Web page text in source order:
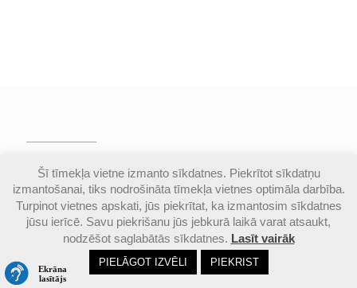
© Valmieras Gaujas krasta vidusskola | Visas
autortiesības aizsargātas |Piekļūstamības
paziņojums
Šī tīmekļa vietne izmanto sīkdatnes. Piekrītot sīkdatņu
izmantošanai, tiks nodrošināta tīmekļa vietnes optimāla darbība.
Turpinot vietnes apskati, jūs piekrītat, ka izmantosim sīkdatnes
jūsu ierīcē. Savu piekrišanu jūs jebkurā laikā varat atsaukt,
nodzēšot saglabātās sīkdatnes. Lasīt vairāk
PIELĀGOT IZVĒLI PIEKRIST
Email Google